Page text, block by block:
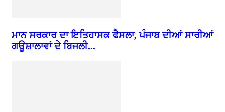
ਮਾਨ ਸਰਕਾਰ ਦਾ ਇਤਿਹਾਸਕ ਫੈਸਲਾ, ਪੰਜਾਬ ਦੀਆਂ ਸਾਰੀਆਂ
ਗਊਸ਼ਾਲਾਵਾਂ ਦੇ ਬਿਜਲੀ...